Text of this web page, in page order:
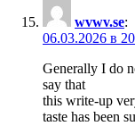
wvwv.se:
06.03.2026 в
Generally I do
say that
this write-up
taste has been